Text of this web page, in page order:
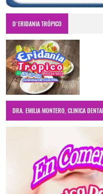
D´ERIDANIA TRÓPICO
DRA. EMILIA MONTERO, CLINICA